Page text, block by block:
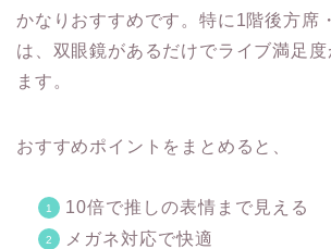
かなりおすすめです。特に1階後方席
は、双眼鏡があるだけでライブ満足度
ます。
おすすめポイントをまとめると、
10倍で推しの表情まで見える
メガネ対応で快適